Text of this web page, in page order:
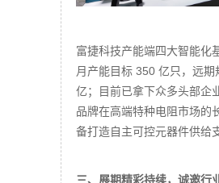
富捷科技产能端四大智能化
月产能目标 350 亿只，远
亿；目前已拿下众多头部企
品牌在高端特种电阻市场的
备打造自主可控元器件供给
三、展期精彩持续，诚邀行